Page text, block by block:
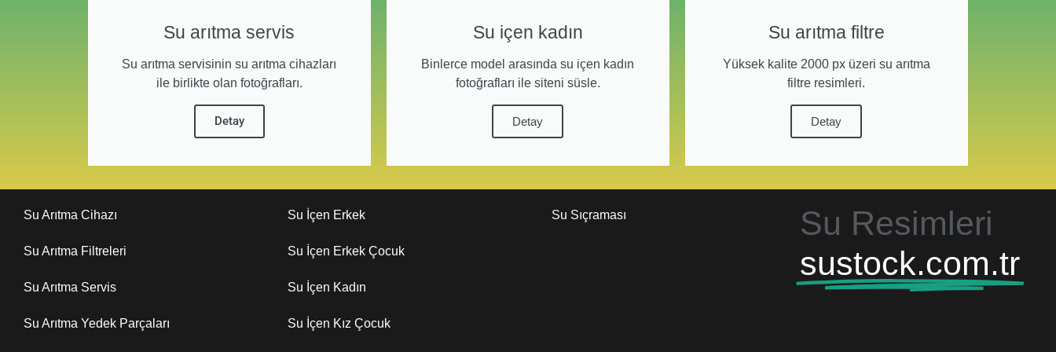
Su arıtma servis
Su arıtma servisinin su arıtma cihazları
ile birlikte olan fotoğrafları.
Detay
Su içen kadın
Binlerce model arasında su içen kadın
fotoğrafları ile siteni süsle.
Detay
Su arıtma filtre
Yüksek kalite 2000 px üzeri su arıtma
filtre resimleri.
Detay
Su Arıtma Cihazı
Su Arıtma Filtreleri
Su Arıtma Servis
Su Arıtma Yedek Parçaları
Su İçen Erkek
Su İçen Erkek Çocuk
Su İçen Kadın
Su İçen Kız Çocuk
Su Sıçraması
Su Resimleri
sustock.com.tr